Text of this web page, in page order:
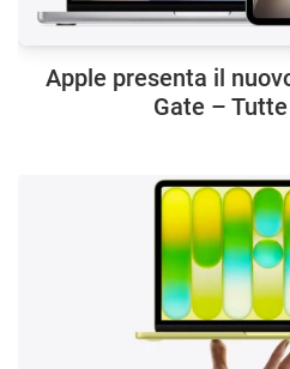
Apple presenta il
Gate –